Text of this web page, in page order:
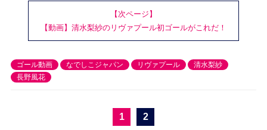
【次ページ】
【動画】清水梨紗のリヴァプール初ゴールがこれだ！
ゴール動画 なでしこジャパン リヴァプール
清水梨紗
長野風花
1 2